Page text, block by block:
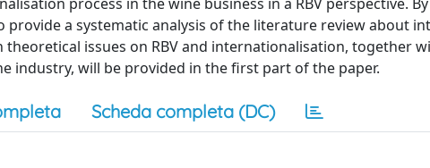
provide a systematic analysis of the literature review about
theoretical issues on RBV and internationalisation, together
industry, will be provided in the first part of the paper.
Scheda completa (DC)